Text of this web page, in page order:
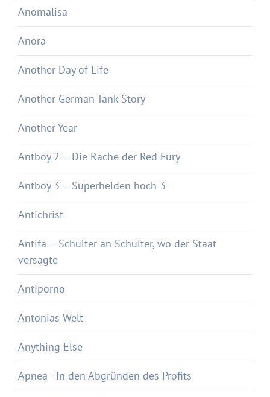
Anomalisa
Anora
Another Day of Life
Another German Tank Story
Another Year
Antboy 2 – Die Rache der Red Fury
Antboy 3 – Superhelden hoch 3
Antichrist
Antifa – Schulter an Schulter, wo der Staat
versagte
Antiporno
Antonias Welt
Anything Else
Apnea - In den Abgründen des Profits